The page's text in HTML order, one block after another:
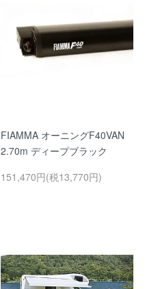
FIAMMA オーニングF40VAN
2.70m ディープブラック
151,470円(税13,770円)